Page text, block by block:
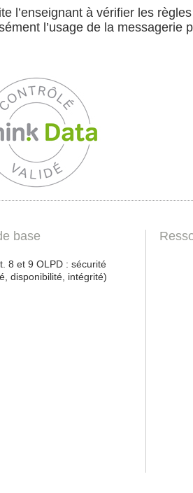
l’enseignant à vérifier les
l’usage de la messagerie
base
8 et 9 OLPD : sécurité
disponibilité, intégrité)